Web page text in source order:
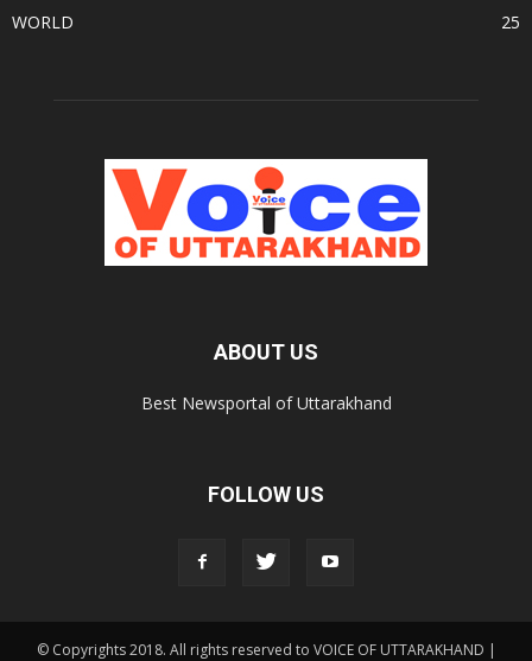
WORLD
25
ABOUT US
Best Newsportal of Uttarakhand
FOLLOW US
© Copyrights 2018. All rights reserved to VOICE OF UTTARAKHAND |